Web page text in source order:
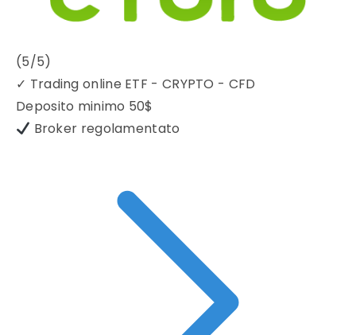
(5/5)
✓ Trading online ETF - CRYPTO - CFD
Deposito minimo 50$
Broker regolamentato